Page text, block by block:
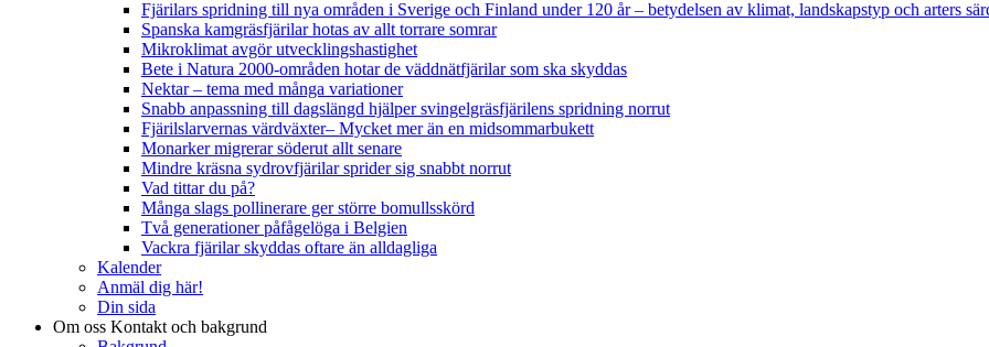
Fjärilars spridning till nya områden i Sverige och Finland under 120 år– betydelsen av klimat, landskapstyp och arters
Spanska kamgräsfjärilar hotas av allt torrare somrar
Mikroklimat avgör utvecklingshastighet
Bete i Natura 2000-områden hotar de väddnätfjärilar som ska skyddas
Nektar – tema med många variationer
Snabb anpassning till dagslängd hjälper svingelgräsfjärilens spridning norrut
Fjärilslarvernas värdväxter– Mycket mer än en midsommarbukett
Monarker migrerar söderut allt senare
Mindre kräsna sydrovfjärilar sprider sig snabbt norrut
Vad tittar du på?
Många slags pollinerare ger större bomullsskörd
Två generationer påfågelöga i Belgien
Vackra fjärilar skyddas oftare än alldagliga
Kalender
Anmäl dig här!
Din sida
Om oss Kontakt och bakgrund